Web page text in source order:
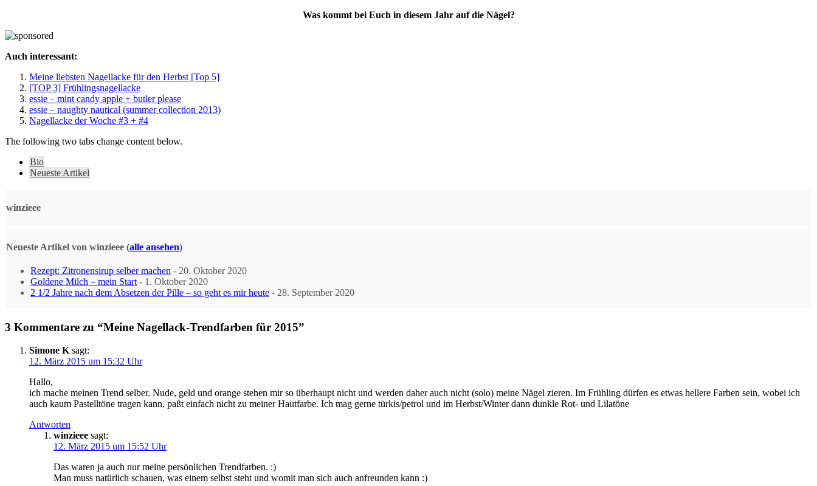
Was kommt bei Euch in diesem Jahr auf die Nägel?
Auch interessant:
Meine liebsten Nagellacke für den Herbst [Top 5]
[TOP 3] Frühlingsnagellacke
essie – mint candy apple + butler please
essie – naughty nautical (summer collection 2013)
Nagellacke der Woche #3 + #4
The following two tabs change content below.
Bio
Neueste Artikel
winzieee
Neueste Artikel von winzieee (alle ansehen)
Rezept: Zitronensirup selber machen - 20. Oktober 2020
Goldene Milch – mein Start - 1. Oktober 2020
2 1/2 Jahre nach dem Absetzen der Pille – so geht es mir heute - 28. September 2020
3 Kommentare zu “Meine Nagellack-Trendfarben für 2015”
Simone K sagt:
12. März 2015 um 15:32 Uhr
Hallo,
ich mache meinen Trend selber. Nude, geld und orange stehen mir so überhaupt nicht und werden daher auch nicht (solo) meine Nägel zieren. Im Frühling dürfen es etwas hellere Farben sein, wobei ich
auch kaum Pastelltöne tragen kann, paßt einfach nicht zu meiner Hautfarbe. Ich mag gerne türkis/petrol und im Herbst/Winter dann dunkle Rot- und Lilatöne
Antworten
winzieee sagt:
12. März 2015 um 15:52 Uhr
Das waren ja auch nur meine persönlichen Trendfarben. :)
Man muss natürlich schauen, was einem selbst steht und womit man sich auch anfreunden kann :)